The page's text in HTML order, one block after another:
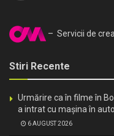
– Servicii de
Stiri Recente
Urmărire ca în filme în
a intrat cu mașina în
6 AUGUST 2026